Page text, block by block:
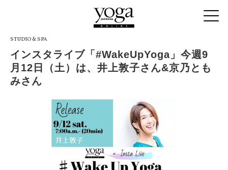
STUDIO & SPA
インスタライブ「#WakeUpYoga」今週9
月12日（土）は、井上敦子さん&京乃とも
みさん